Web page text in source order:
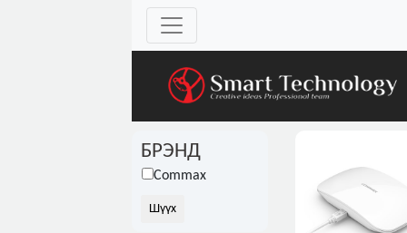
БРЭНД
Commax